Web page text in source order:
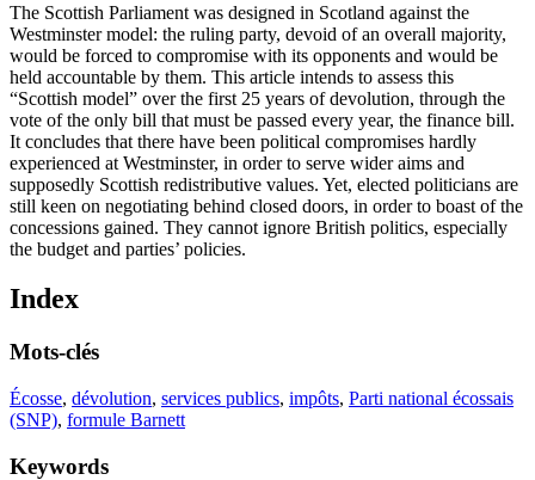
The Scottish Parliament was designed in Scotland against the
Westminster model: the ruling party, devoid of an overall majority,
would be forced to compromise with its opponents and would be
held accountable by them. This article intends to assess this
“Scottish model” over the first 25 years of devolution, through the
vote of the only bill that must be passed every year, the finance bill.
It concludes that there have been political compromises hardly
experienced at Westminster, in order to serve wider aims and
supposedly Scottish redistributive values. Yet, elected politicians are
still keen on negotiating behind closed doors, in order to boast of the
concessions gained. They cannot ignore British politics, especially
the budget and parties’ policies.
Index
Mots-clés
Écosse, dévolution, services publics, impôts, Parti national écossais
(SNP), formule Barnett
Keywords